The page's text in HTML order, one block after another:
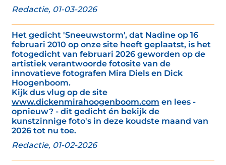
Redactie, 01-03-2026
Het gedicht 'Sneeuwstorm', dat Nadine op 16
februari 2010 op onze site heeft geplaatst, is het
fotogedicht van februari 2026 geworden op de
artistiek verantwoorde fotosite van de
innovatieve fotografen Mira Diels en Dick
Hoogenboom.
Kijk dus vlug op de site
www.dickenmirahoogenboom.com en lees -
opnieuw? - dit gedicht én bekijk de
kunstzinnige foto's in deze koudste maand van
2026 tot nu toe.
Redactie, 01-02-2026